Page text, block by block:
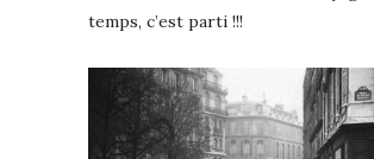
temps, c’est parti !!!